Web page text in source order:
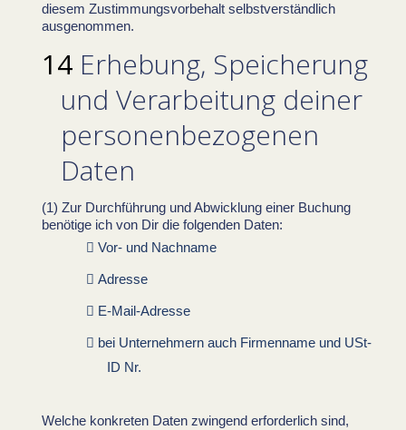
diesem Zustimmungsvorbehalt selbstverständlich
ausgenommen.
Erhebung, Speicherung
und Verarbeitung deiner
personenbezogenen
Daten
Zur Durchführung und Abwicklung einer Buchung
benötige ich von Dir die folgenden Daten:
Vor- und Nachname
Adresse
E-Mail-Adresse
bei Unternehmern auch Firmenname und USt-
ID Nr.
Welche konkreten Daten zwingend erforderlich sind,